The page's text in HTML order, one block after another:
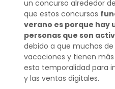
un concurso alrededor
que estos concursos
verano es porque hay
personas que son
debido a que muchas
vacaciones y tienen
esta temporalidad para
y las ventas digitales.